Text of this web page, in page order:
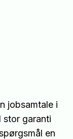
jobsamtale i
stor garanti
en